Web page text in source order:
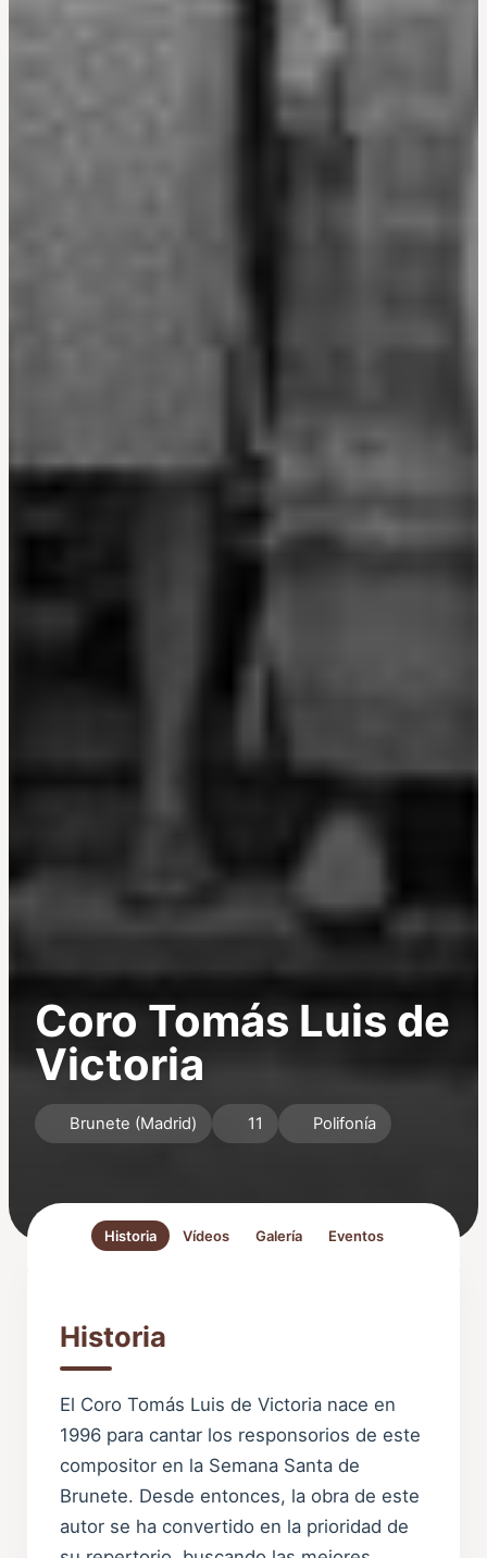
Coro Tomás Luis de
Victoria
Brunete (Madrid) 11 Polifonía
Historia Vídeos Galería Eventos
Historia
El Coro Tomás Luis de Victoria nace en
1996 para cantar los responsorios de este
compositor en la Semana Santa de
Brunete. Desde entonces, la obra de este
autor se ha convertido en la prioridad de